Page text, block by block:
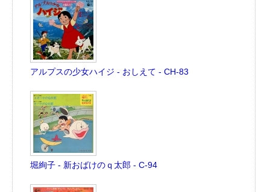
アルプスの少女ハイジ - おしえて - CH-83
堀絢子 - 新おばけのｑ太郎 - C-94